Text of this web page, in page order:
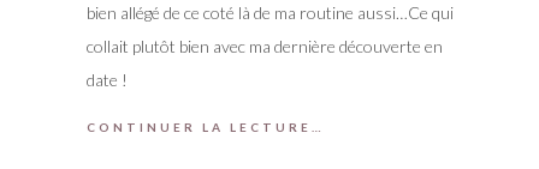
bien allégé de ce coté là de ma routine aussi…Ce qui
collait plutôt bien avec ma dernière découverte en
date !
CONTINUER LA LECTURE…